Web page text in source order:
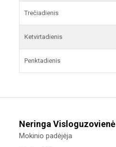
Trečiadienis
Ketvirtadienis
Penktadienis
Neringa Visloguzovienė
Mokinio padėjėja